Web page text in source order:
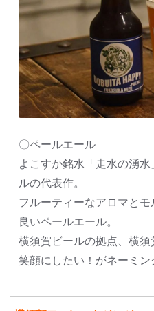
〇ペールエール
よこすか銘水「走水の湧
ルの代表作。
フルーティーなアロマと
良いペールエール。
横須賀ビールの拠点、横須
笑顔にしたい！がネーミン